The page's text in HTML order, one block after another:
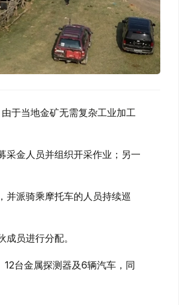
于当地金矿无需复杂工业加工
采金人员并组织开采作业；另一
并派骑乘摩托车的人员持续巡
员进行分配。
台金属探测器及6辆汽车，同